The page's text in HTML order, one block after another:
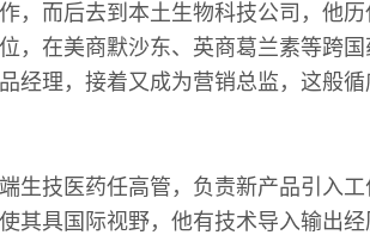
，而后去到本土生物科技公司，他
，在美商默沙东、英商葛兰素等跨国
经理，接着又成为营销总监，这般
生技医药任高管，负责新产品引入
其具国际视野，他有技术导入输出